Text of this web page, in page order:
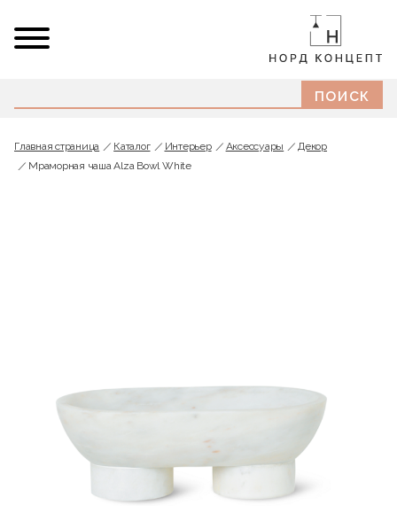
Главная страница Каталог Интерьер Аксессуары
Декор
Мраморная чаша Alza Bowl White